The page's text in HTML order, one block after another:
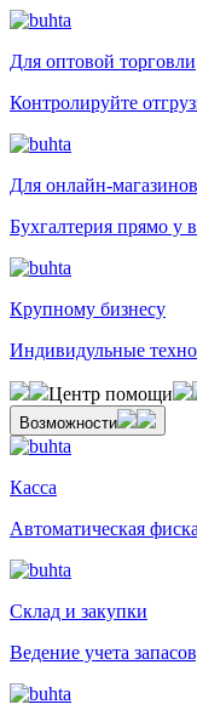
Для оптовой торговли
Контролируйте
Для онлайн-магазинов
Бухгалтерия прямо у
Крупному бизнесу
Индивидульные
Центр помощи
Возможности
Касса
Автоматическая
Склад и закупки
Ведение учета